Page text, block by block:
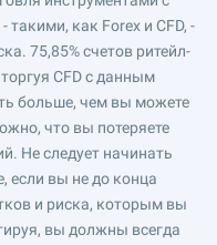
такими, как Forex и CFD, -
75,85% счетов ритейл-
CFD с данным
больше, чем вы можете
что вы потеряете
Не следует начинать
если вы не до конца
и риска, которым вы
вы должны всегда